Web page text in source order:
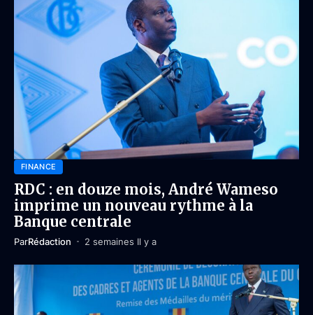
FINANCE
RDC : en douze mois, André Wameso
imprime un nouveau rythme à la
Banque centrale
ParRédaction 2 semaines Il y a